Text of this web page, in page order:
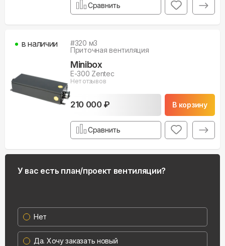
Сравнить
#320 м3
Приточная вентиляция
Minibox
E-300 Zentec
Нет отзывов
210 000 ₽ В корзину
в наличии
Сравнить
У вас есть план/проект вентиляции?
Нет
Да. Хочу заказать новый